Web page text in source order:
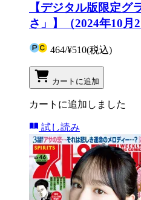
【デジタル版限定グ
さ」】（2024年10月
464/¥510(税込)
カートに追加
カートに追加しました
試し読み